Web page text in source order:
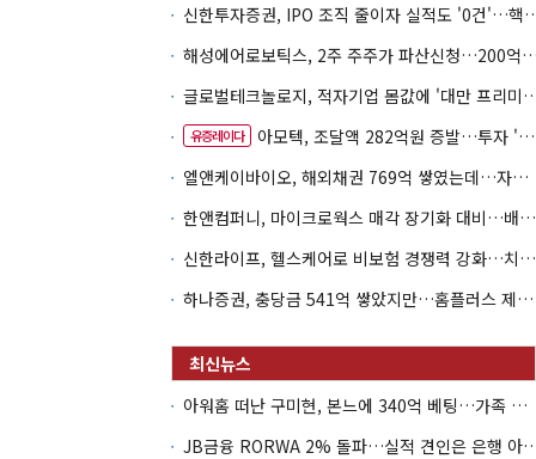
신한투자증권, IPO 조직 줄
해성에어로보틱스, 2주 주주가 파산
글로벌테크놀로지, 적자기업 몸값
유증레이다
아모텍, 조달액 282억원 증발…투자 '속도 조절' 불가피
엘앤케이바이오, 해외채권 769억 쌓였는데…자회사 4곳 자본잠식
한앤컴퍼니, 마이크로웍스 매각 장기화 대비…배당 회수판 깔았다
신한라이프, 헬스케어로 비보험 경쟁력 강화…치매·간병 공략
하나증권, 충당금 541억 쌓았지만…홈플러스 제재는 추가 비용 불씨
아워홈 떠난 구미현, 본느에 340억 베팅…가족 지배체제 구축
JB금융 RORWA 2% 돌파…실